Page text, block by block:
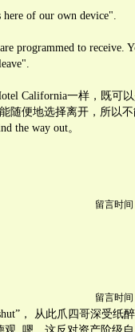
here of our own device".
programmed to receive.
California一样，既可以
随便地选择离开，所以
the way out。
留言时间
留言时间
， 从此爪四哥深受纸